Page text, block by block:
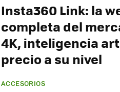
Insta360 Link: la
completa del
4K, inteligencia
precio a su nivel
ACCESORIOS